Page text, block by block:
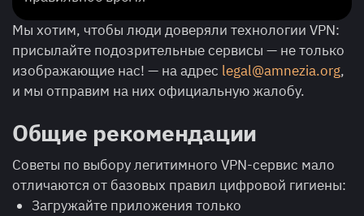
Мы хотим, чтобы люди доверяли технологии VPN:
присылайте подозрительные сервисы — не только
изображающие нас! — на адрес legal@amnezia.org,
и мы отправим на них официальную жалобу.
Общие рекомендации
Советы по выбору легитимного VPN-сервис мало
отличаются от базовых правил цифровой гигиены:
Загружайте приложения только